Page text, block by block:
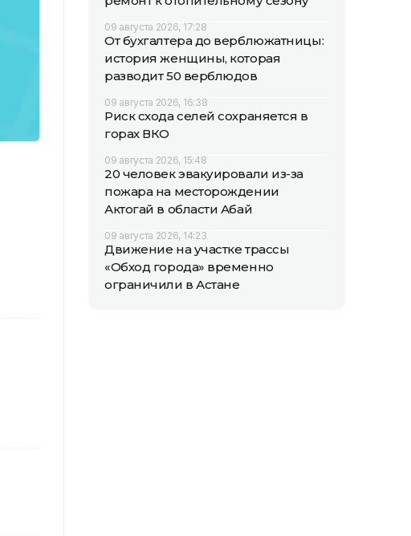
09 августа 2026, 17:28
От бухгалтера до верблюжатницы:
история женщины, которая
разводит 50 верблюдов
09 августа 2026, 16:38
Риск схода селей сохраняется в
горах ВКО
09 августа 2026, 15:48
20 человек эвакуировали из-за
пожара на месторождении
Актогай в области Абай
09 августа 2026, 14:23
Движение на участке трассы
«Обход города» временно
ограничили в Астане